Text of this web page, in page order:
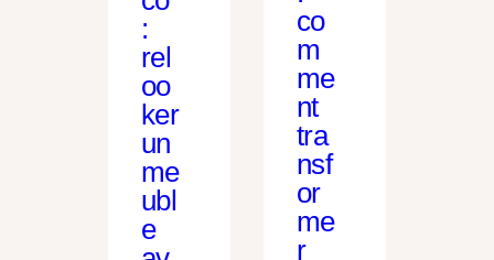
:
rel
oo
ker
un
me
ubl
e
co
m
me
nt
tra
nsf
or
me
r